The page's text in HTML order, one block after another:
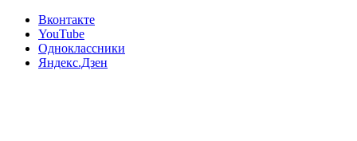
Вконтакте
YouTube
Одноклассники
Яндекс.Дзен